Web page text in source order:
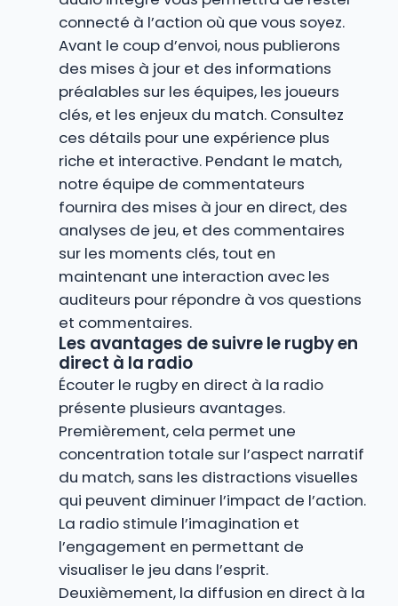
connecté à l’action où que vous soyez.
Avant le coup d’envoi, nous publierons
des mises à jour et des informations
préalables sur les équipes, les joueurs
clés, et les enjeux du match. Consultez
ces détails pour une expérience plus
riche et interactive. Pendant le match,
notre équipe de commentateurs
fournira des mises à jour en direct, des
analyses de jeu, et des commentaires
sur les moments clés, tout en
maintenant une interaction avec les
auditeurs pour répondre à vos questions
et commentaires.
Les avantages de suivre le rugby en
direct à la radio
Écouter le rugby en direct à la radio
présente plusieurs avantages.
Premièrement, cela permet une
concentration totale sur l’aspect narratif
du match, sans les distractions visuelles
qui peuvent diminuer l’impact de l’action.
La radio stimule l’imagination et
l’engagement en permettant de
visualiser le jeu dans l’esprit.
Deuxièmement, la diffusion en direct à la